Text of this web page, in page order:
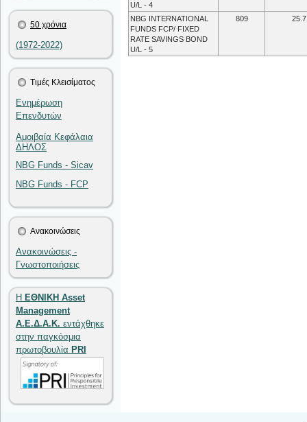
50 χρόνια
(1972-2022)
Τιμές Κλεισίματος
Ενημέρωση
Επενδυτών
Αμοιβαία Κεφάλαια
ΔΗΛΟΣ
NBG Funds - Sicav
NBG Funds - FCP
Ανακοινώσεις
Ανακοινώσεις -
Γνωστοποιήσεις
Η ΕΘΝΙΚΗ Asset
Management
Α.Ε.Δ.Α.Κ. εντάχθηκε
στην παγκόσμια
πρωτοβουλία PRI
U/L - 4
NBG INTERNATIONAL
FUNDS FCP/ FIXED
RATE SAVINGS BOND
U/L - 5
809